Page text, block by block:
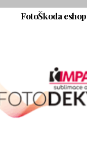
FotoŠkoda eshop